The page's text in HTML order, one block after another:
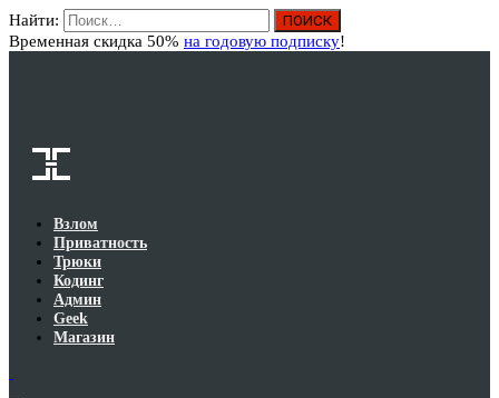
Найти:
Временная скидка 50% на годовую подписку!
Взлом
Приватность
Трюки
Кодинг
Админ
Geek
Магазин